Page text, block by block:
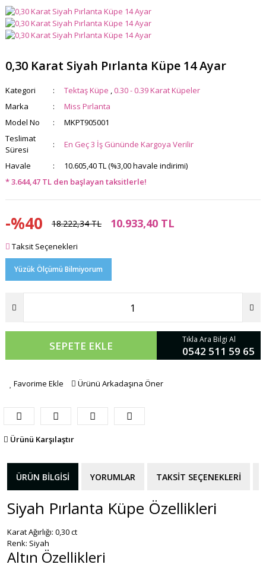
0,30 Karat Siyah Pırlanta Küpe 14 Ayar
Kategori Tektaş Küpe ,0.30 - 0.39 Karat Küpeler
Marka
Miss Pırlanta
Model No
MKPT905001
Teslimat
Süresi
En Geç 3 İş Gününde Kargoya Verilir
Havale
10.605,40 TL (%3,00 havale indirimi)
* 3.644,47 TL den başlayan taksitlerle!
-%40 18.222,34 TL 10.933,40 TL
Taksit Seçenekleri
Yüzük Ölçümü Bilmiyorum
SEPETE EKLE Tıkla Ara Bilgi Al
0542 511 59 65
Favorime Ekle Ürünü Arkadaşına Öner
Ürünü Karşılaştır
ÜRÜN BILGISI YORUMLAR TAKSIT SEÇENEKLERI
Siyah Pırlanta Küpe Özellikleri
Karat Ağırlığı: 0,30 ct
Renk: Siyah
Altın Özellikleri